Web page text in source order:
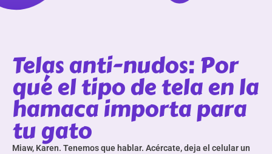
Telas anti-nudos: Por
qué el tipo de tela en la
hamaca importa para
tu gato
Miaw, Karen. Tenemos que hablar. Acércate, deja el celular un